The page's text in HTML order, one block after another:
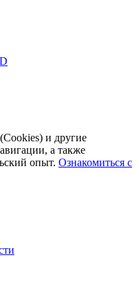
и другие
а также
опыт. Ознакомиться с